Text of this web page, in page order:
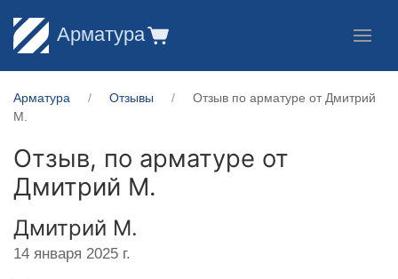
Арматура
Арматура Отзывы
Отзыв по арматуре от Дмитрий
М.
Отзыв, по арматуре от
Дмитрий М.
Дмитрий М.
14 января 2025 г.